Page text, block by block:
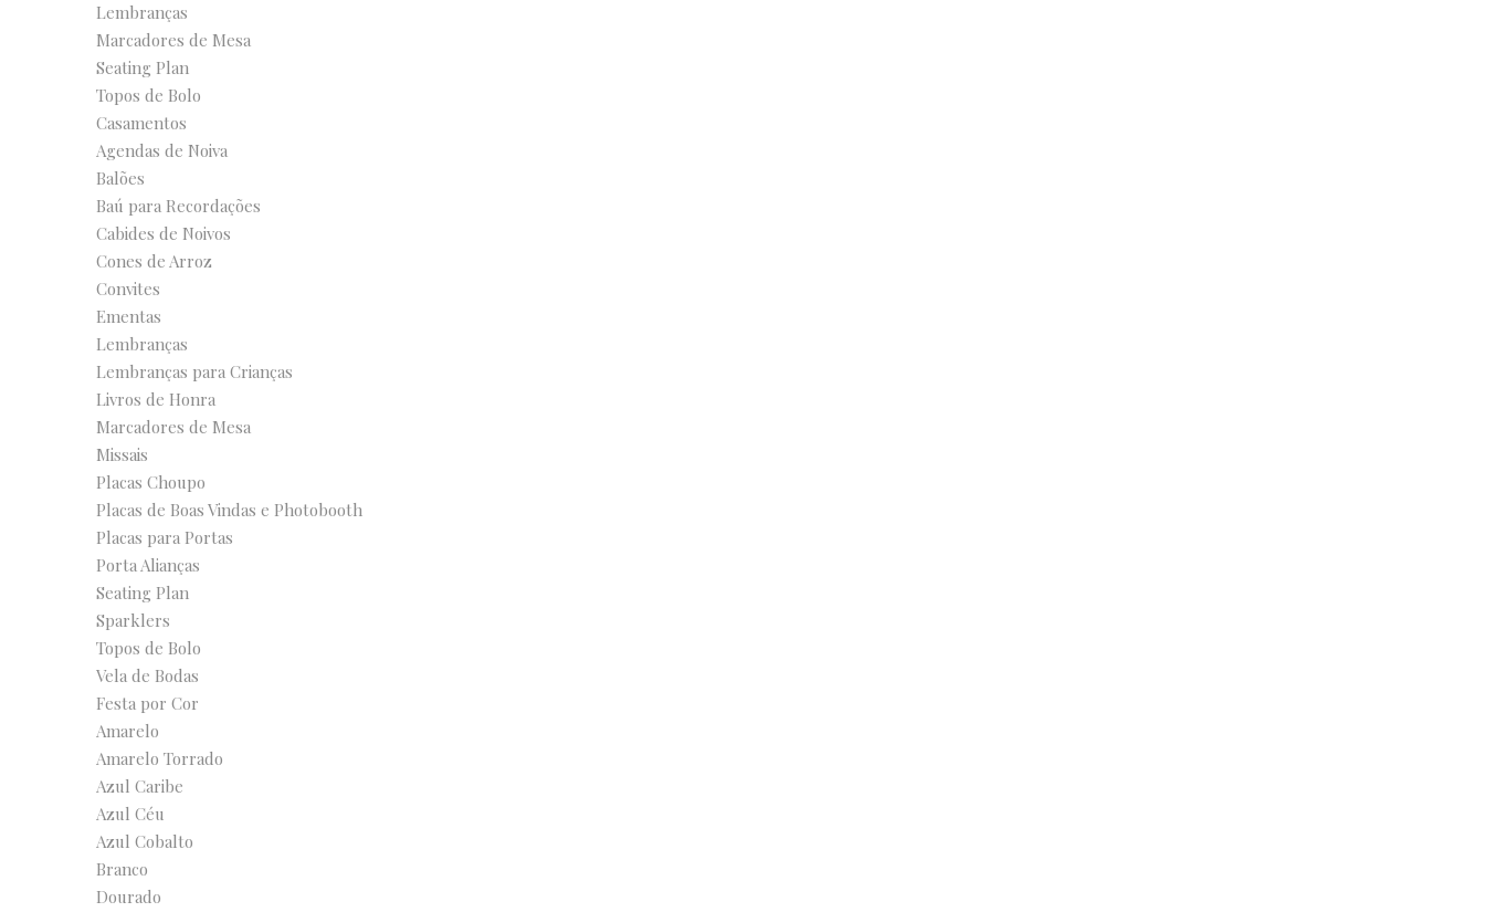
Lembranças
Marcadores de Mesa
Seating Plan
Topos de Bolo
Casamentos
Agendas de Noiva
Balões
Baú para Recordações
Cabides de Noivos
Cones de Arroz
Convites
Ementas
Lembranças
Lembranças para Crianças
Livros de Honra
Marcadores de Mesa
Missais
Placas Choupo
Placas de Boas Vindas e Photobooth
Placas para Portas
Porta Alianças
Seating Plan
Sparklers
Topos de Bolo
Vela de Bodas
Festa por Cor
Amarelo
Amarelo Torrado
Azul Caribe
Azul Céu
Azul Cobalto
Branco
Dourado